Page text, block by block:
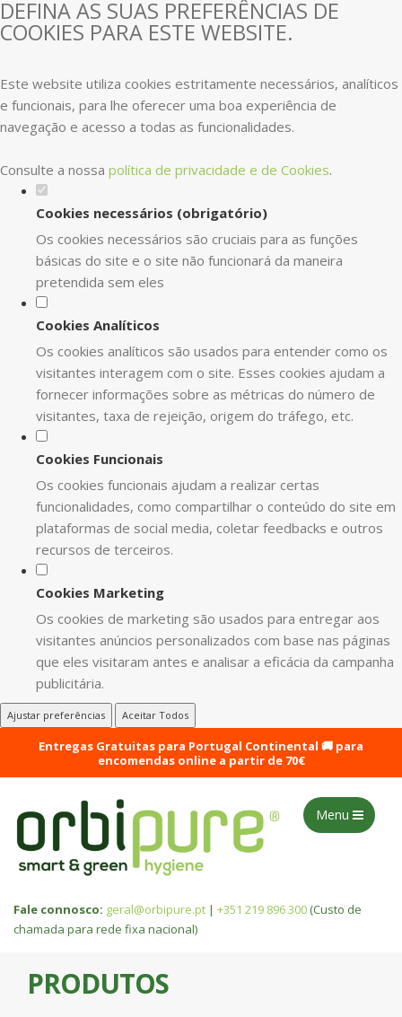
DEFINA AS SUAS PREFERÊNCIAS DE
COOKIES PARA ESTE WEBSITE.
Este website utiliza cookies estritamente necessários, analíticos
e funcionais, para lhe oferecer uma boa experiência de
navegação e acesso a todas as funcionalidades.
Consulte a nossa política de privacidade e de Cookies.
Cookies necessários (obrigatório)
Os cookies necessários são cruciais para as funções
básicas do site e o site não funcionará da maneira
pretendida sem eles
Cookies Analíticos
Os cookies analíticos são usados para entender como os
visitantes interagem com o site. Esses cookies ajudam a
fornecer informações sobre as métricas do número de
visitantes, taxa de rejeição, origem do tráfego, etc.
Cookies Funcionais
Os cookies funcionais ajudam a realizar certas
funcionalidades, como compartilhar o conteúdo do site em
plataformas de social media, coletar feedbacks e outros
recursos de terceiros.
Cookies Marketing
Os cookies de marketing são usados para entregar aos
visitantes anúncios personalizados com base nas páginas
que eles visitaram antes e analisar a eficácia da campanha
publicitária.
Ajustar preferências Aceitar Todos
Entregas Gratuitas para Portugal Continental 🚚 para
encomendas online a partir de 70€
Menu
Fale connosco: geral@orbipure.pt | +351 219 896 300 (Custo de
chamada para rede fixa nacional)
PRODUTOS